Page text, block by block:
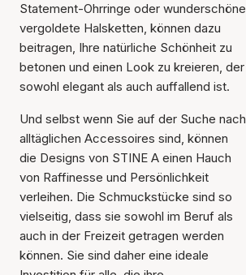
Statement-Ohrringe oder wunderschöne
vergoldete Halsketten, können dazu
beitragen, Ihre natürliche Schönheit zu
betonen und einen Look zu kreieren, der
sowohl elegant als auch auffallend ist.
Und selbst wenn Sie auf der Suche nach
alltäglichen Accessoires sind, können
die Designs von STINE A einen Hauch
von Raffinesse und Persönlichkeit
verleihen. Die Schmuckstücke sind so
vielseitig, dass sie sowohl im Beruf als
auch in der Freizeit getragen werden
können. Sie sind daher eine ideale